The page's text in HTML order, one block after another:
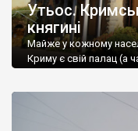
Утьос.
княгині
Майже у кожному
Криму є свій палац (а